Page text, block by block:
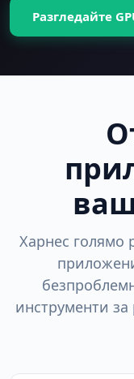
Разгледайте
Харнес голямо
инструменти